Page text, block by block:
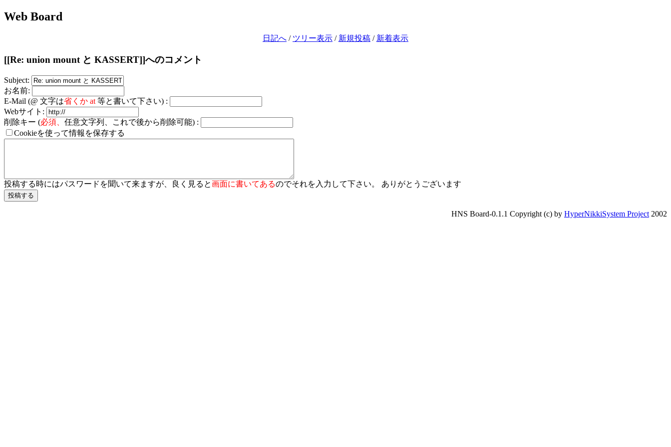
Web Board
日記へ / ツリー表示 / 新規投稿 / 新着表示
[[Re: union mount と KASSERT]]へのコメント
Subject:
お名前:
E-Mail (@ 文字は省くか at 等と書いて下さい) :
Webサイト:
削除キー (必須、 任意文字列、これで後から削除可能) :
Cookieを使って情報を保存する
投稿する時にはパスワードを聞いて来ますが、良く見ると画面に書いてあるのでそれを入力して下さい。 ありがとうございます
HNS Board-0.1.1 Copyright (c) by HyperNikkiSystem Project 2002